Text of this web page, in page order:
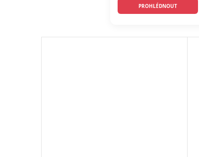
PROHLÉDNOUT